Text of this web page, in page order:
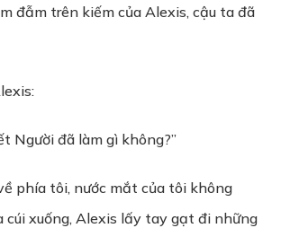
đẫm trên kiếm của Alexis, cậu ta đã
Người đã làm gì không?”
phía tôi, nước mắt của tôi không
cúi xuống, Alexis lấy tay gạt đi những